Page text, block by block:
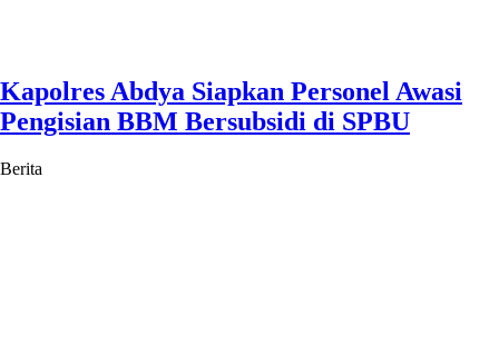
Kapolres Abdya Siapkan Personel Awasi
Pengisian BBM Bersubsidi di SPBU
Berita